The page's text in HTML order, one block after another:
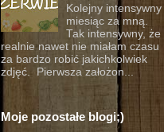
Kolejny intensywny
miesiąc za mną.
Tak intensywny, że
realnie nawet nie miałam czasu
za bardzo robić jakichkolwiek
zdjęć. Pierwsza założon...
Moje pozostałe blogi;)